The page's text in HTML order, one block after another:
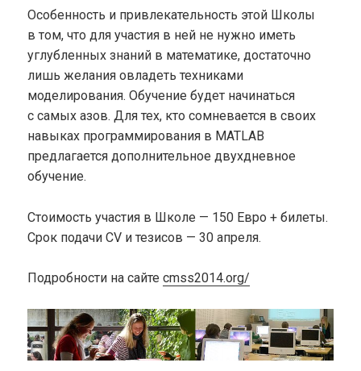
Особенность и привлекательность этой Школы
в том, что для участия в ней не нужно иметь
углубленных знаний в математике, достаточно
лишь желания овладеть техниками
моделирования. Обучение будет начинаться
с самых азов. Для тех, кто сомневается в своих
навыках программирования в MATLAB
предлагается дополнительное двухдневное
обучение.
Стоимость участия в Школе — 150 Евро + билеты.
Срок подачи CV и тезисов — 30 апреля.
Подробности на сайтеcmss2014.org/